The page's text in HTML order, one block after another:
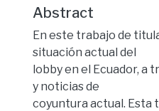
Abstract
En este trabajo de
situación actual del
lobby en el Ecuador, a
y noticias de
coyuntura actual. Esta